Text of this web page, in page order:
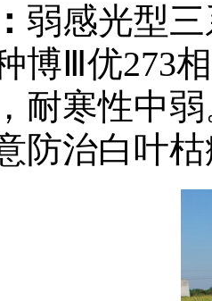
弱感光型
博Ⅲ优273
耐寒性中
防治白叶